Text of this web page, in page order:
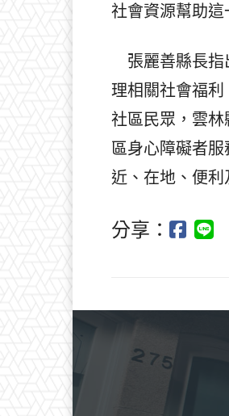
社會資源幫助這
張麗善縣長指
理相關社會福
社區民眾，雲
區身心障礙者
近、在地、便利
分享：